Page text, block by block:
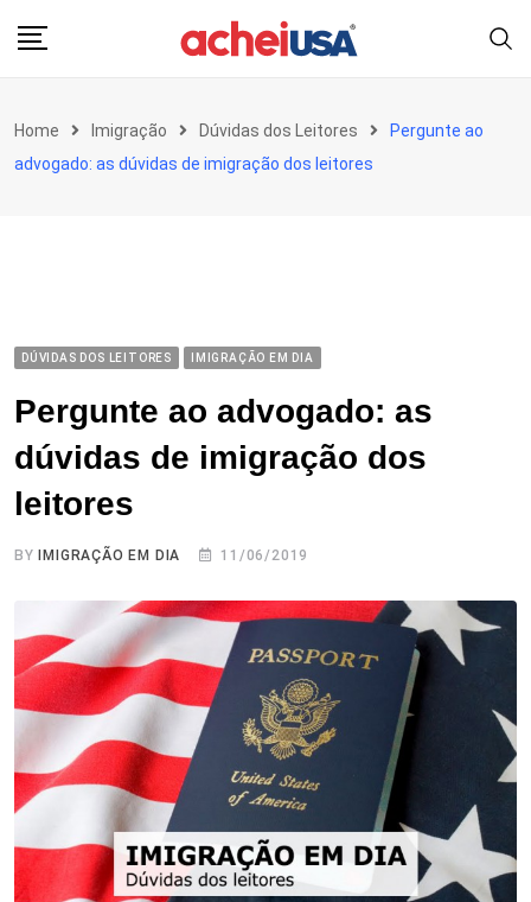
Home Imigração Dúvidas dos Leitores
Pergunte ao
advogado: as dúvidas de imigração dos leitores
DÚVIDAS DOS LEITORES IMIGRAÇÃO EM DIA
Pergunte ao advogado: as
dúvidas de imigração dos
leitores
BYIMIGRAÇÃO EM DIA 11/06/2019